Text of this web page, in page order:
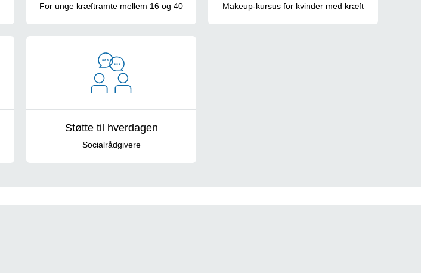
For unge kræftramte mellem 16 og 40 Makeup-kursus for kvinder med kræft
Støtte til hverdagen
Socialrådgivere